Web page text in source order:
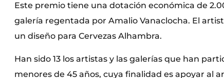
Este premio tiene una dotación económica de
galería regentada por Amalio Vanaclocha. El
un diseño para Cervezas Alhambra.
Han sido 13 los artistas y las galerías que han
menores de 45 años, cuya finalidad es apoyar al